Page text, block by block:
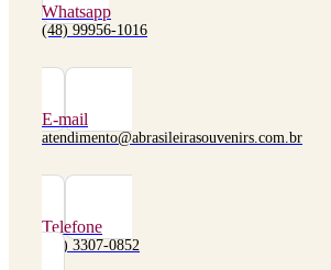
Whatsapp
(48) 99956-1016
E-mail
atendimento@abrasileirasouvenirs.com.br
Telefone
(48) 3307-0852